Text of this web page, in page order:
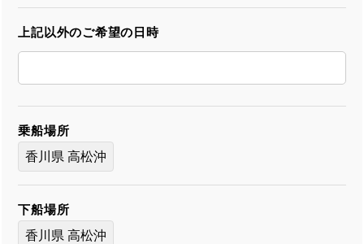
上記以外のご希望の日時
乗船場所
香川県 高松沖
下船場所
香川県 高松沖